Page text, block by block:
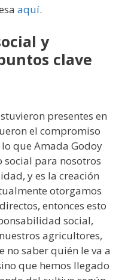
aquí.
y
clave
presentes en
el compromiso
que Amada Godoy
social para nosotros
y es la creación
otorgamos
entonces esto
social,
agricultores,
no saber quién le va a
que hemos llegado